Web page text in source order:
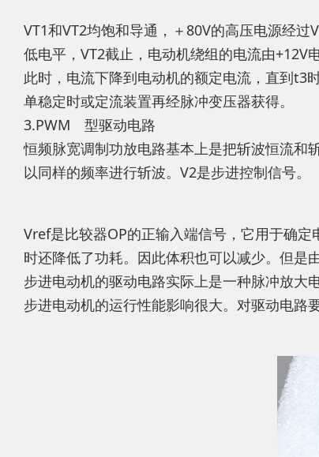
VT1和VT2均饱和导通，＋80V的高压电源经
低电平，VT2截止，电动机绕组的电流由+12V
此时，电流下降到电动机的额定电流，直到t3
单稳定时或定流装置再经脉冲变压器获得。
3.PWM 型驱动电路
恒频脉宽调制功放电路基本上是把斩波恒流和
以同样的频率进行斩波。V2是步进控制信号。
Vref是比较器OP的正输入端信号，它用于确
时还降低了功耗。因此体积也可以减少。但是
步进电动机的驱动电路实际上是一种脉冲放大
步进电动机的运行性能影响很大。对驱动电路